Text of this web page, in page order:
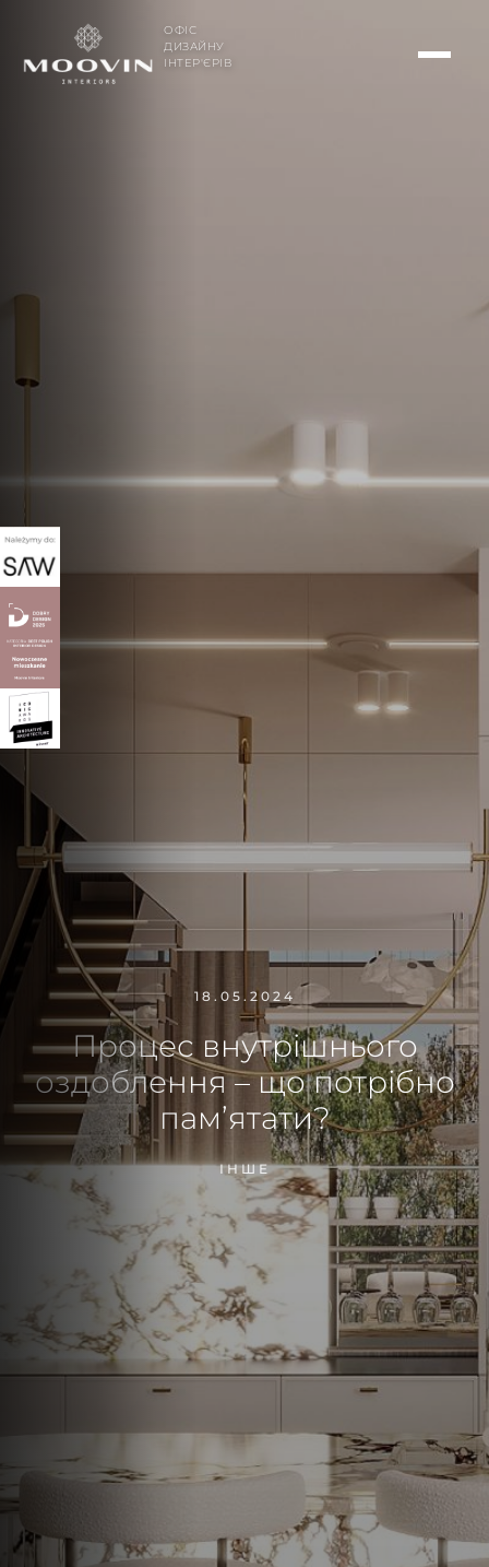
ОФІС
ДИЗАЙНУ
ІНТЕР'ЄРІВ
18.05.2024
Процес внутрішнього
оздоблення – що потрібно
пам’ятати?
ІНШЕ